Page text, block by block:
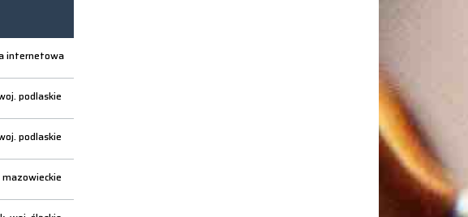
internetowa
podlaskie
podlaskie
mazowieckie